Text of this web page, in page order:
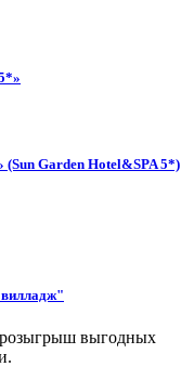
(Sun Garden Hotel&SPA 5*)
розыгрыш выгодных